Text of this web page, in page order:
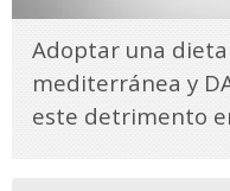
Adoptar una
mediterránea y
este detrimento